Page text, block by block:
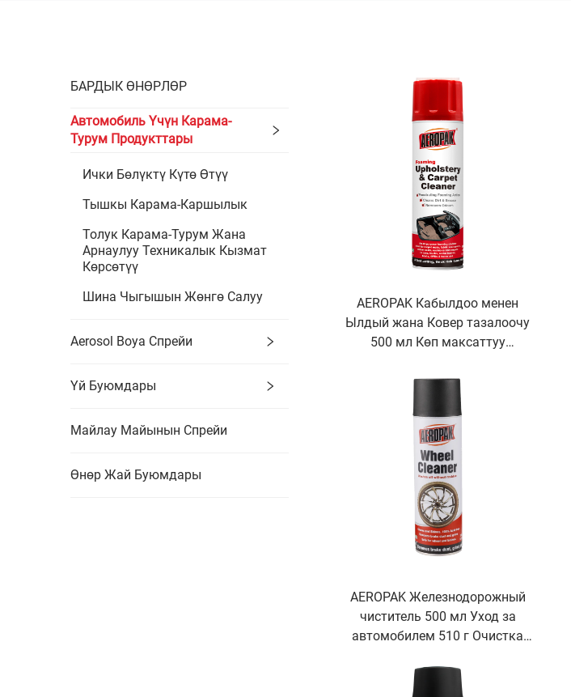
БАРДЫК ӨНӨРЛӨР
Автомобиль Үчүн Карама-
Турум Продукттары
Ички Бөлүктү Күтө Өтүү
Тышкы Карама-Каршылык
Толук Карама-Турум Жана
Арнаулуу Техникалык Кызмат
Көрсөтүү
Шина Чыгышын Жөнгө Салуу
Aerosol Boya Спрейи
Үй Буюмдары
Майлау Майынын Спрейи
Өнөр Жай Буюмдары
AEROPAK Кабылдоо менен
Ылдый жана Ковер тазалоочу
500 мл Көп максаттуу
AEROPAK Железнодорожный
чиститель 500 мл Уход за
автомобилем 510 г Очистка